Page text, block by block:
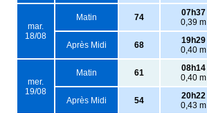
mar.
18/08
Matin 74
07h37
0,39 m
Après Midi 68
19h29
0,40 m
mer.
19/08
Matin 61
08h14
0,40 m
Après Midi 54
20h22
0,43 m